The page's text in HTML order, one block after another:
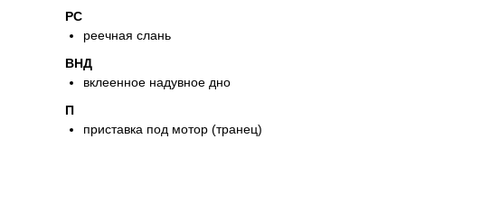
РС
реечная слань
ВНД
вклеенное надувное дно
П
приставка под мотор (транец)